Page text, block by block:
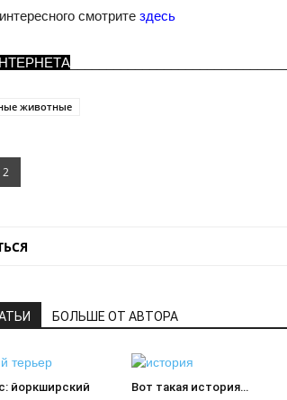
смотрите здесь
животные
2
БОЛЬШЕ ОТ АВТОРА
йоркширский
Вот такая история…